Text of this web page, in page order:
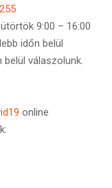
9:00 – 16:00
időn belül
válaszolunk.
online